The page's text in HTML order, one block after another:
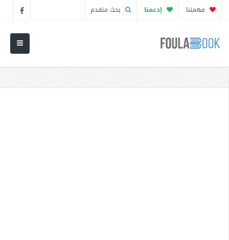
مهمتنا إدعمنا بحث متقدم